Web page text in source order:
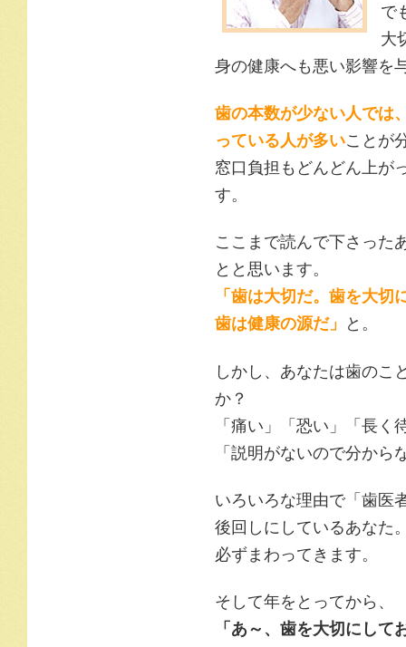
で
大
身の健康へも悪い影響を
歯の本数が少ない人では
っている人が多いことが
窓口負担もどんどん上が
す。
ここまで読んで下さった
とと思います。
「歯は大切だ。歯を大
歯は健康の源だ」
と。
しかし、あなたは歯のこ
か？
「痛い」「恐い」「長く
「説明がないので分から
いろいろな理由で「歯医
後回しにしているあなた
必ずまわってきます。
そして年をとってから、
「あ～、歯を大切にして